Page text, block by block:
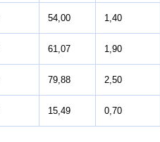
54,00 1,40
61,07 1,90
79,88 2,50
15,49 0,70